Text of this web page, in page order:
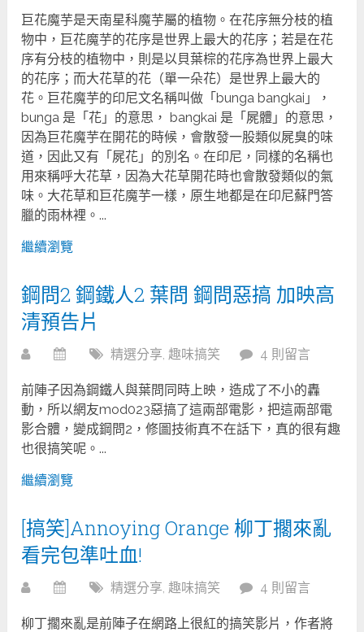
巨花魔芋是天南星科魔芋屬的植物。在花序無分枝的植
物中，巨花魔芋的花序是世界上最大的花序；若是在花
序有分枝的植物中，則是以貝葉棕的花序為世界上最大
的花序；而大花草的花（單一朵花）是世界上最大的
花。巨花魔芋的印尼文名稱叫做「bunga bangkai」，
bunga 是「花」的意思， bangkai 是「屍體」的意思，
因為巨花魔芋在開花的時候，會散發一股類似屍臭的味
道，因此又有「屍花」的別名。在印尼，同樣的名稱也
用來稱呼大花草，因為大花草開花時也會散發類似的氣
味。大花草和巨花魔芋一樣，原生地都是在印尼蘇門答
臘的雨林裡。...
繼續瀏覽
鋼問2 鋼鐵人2 葉問 鋼問惡搞 加映高
清預告片
精選分享, 趣味搞笑 4 則留言
前陣子因為鋼鐵人與葉問同時上映，造成了不小的轟
動，所以網友mod023惡搞了這兩部電影，把這兩部電
影合體，變成鋼問2，修圖技術真不在話下，真的很有趣
也很搞笑呢。...
繼續瀏覽
[搞笑]Annoying Orange 柳丁擱來亂
看完包準吐血!
精選分享, 趣味搞笑 4 則留言
柳丁擱來亂是前陣子在網路上很紅的搞笑影片，作者將